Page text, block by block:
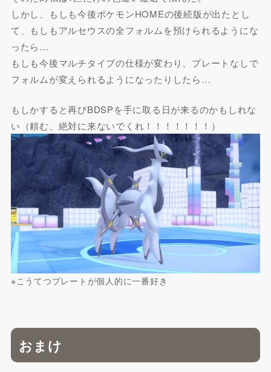
しかし、もしも今後ポケモンHOMEの後続版が出たとし
て、もしもアルセウスの全フォルムを預けられるようにな
ったら…
もしも今後マルチタイプの仕様が変わり、プレートなしで
フォルムが変えられるようになったりしたら…
もしかすると再びBDSPを手に取る日が来るのかもしれな
い（頼む、絶対に来ないでくれ！！！！！！！）
※こうてつプレートが個人的に一番好き
おまけ